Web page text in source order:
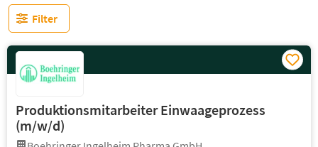
Filter
Produktionsmitarbeiter Einwaageprozess
(m/w/d)